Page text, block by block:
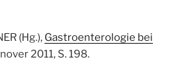
(Hg.), Gastroenterologie bei
2011, S. 198.